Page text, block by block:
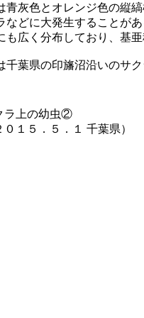
青灰色とオレンジ色の縦
などに大発生することが
も広く分布しており、基
千葉県の印旛沼沿いのサ
ラ上の幼虫②
０１５．５．１ 千葉県）